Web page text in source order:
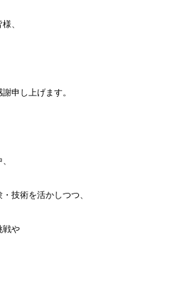
、
申し上げます。
技術を活かしつつ、
戦や